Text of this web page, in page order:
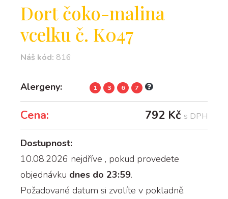
Dort čoko-malina
vcelku č. K047
Náš kód: 816
Alergeny: 1 3 6 7
Cena: 792 Kč s DPH
Dostupnost:
10.08.2026 nejdříve , pokud provedete
objednávku dnes do 23:59.
Požadované datum si zvolíte v pokladně.